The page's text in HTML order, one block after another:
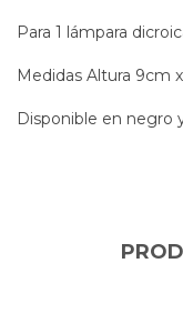
Para 1 lámpara
Medidas Altura 9cm
Disponible en negro